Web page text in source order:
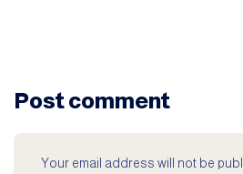
Post comment
Your email address will not be